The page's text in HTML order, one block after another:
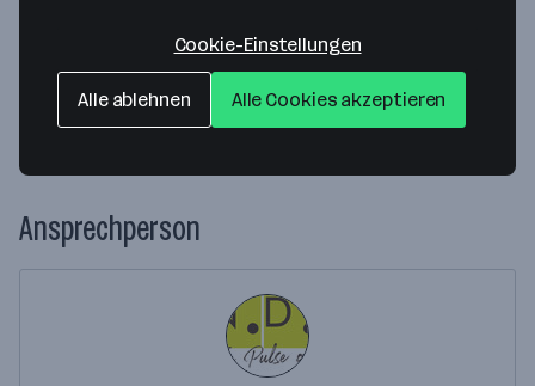
Webseite
Weitere Standorte anzeigen
Ansprechperson
Cookie-Einstellungen
Alle ablehnen Alle Cookies akzeptieren